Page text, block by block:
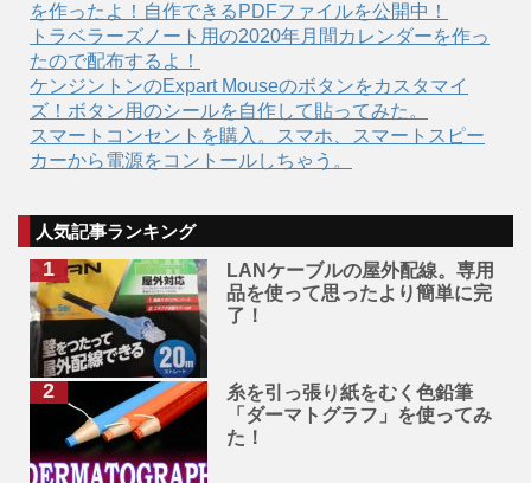
を作ったよ！自作できるPDFファイルを公開中！
トラベラーズノート用の2020年月間カレンダーを作っ
たので配布するよ！
ケンジントンのExpart Mouseのボタンをカスタマイ
ズ！ボタン用のシールを自作して貼ってみた。
スマートコンセントを購入。スマホ、スマートスピー
カーから電源をコントールしちゃう。
人気記事ランキング
LANケーブルの屋外配線。専用
品を使って思ったより簡単に完
了！
糸を引っ張り紙をむく色鉛筆
「ダーマトグラフ」を使ってみ
た！